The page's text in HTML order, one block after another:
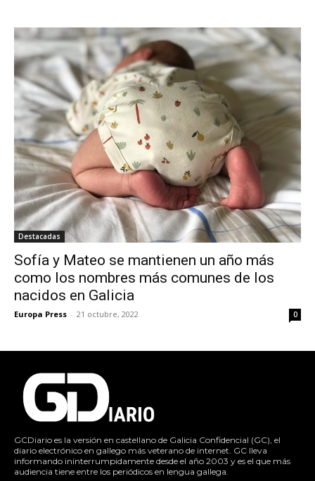
Destacadas
Sofía y Mateo se mantienen un año más
como los nombres más comunes de los
nacidos en Galicia
Europa Press - 21 octubre, 2022 0
GCDiario es la versión en castellano de Galicia Confidencial (GC), el
diario electrónico en gallego más veterano de internet. GC lleva
informando ininterrumpidamente desde el año 2003 y es el que más
audiencia tiene entre los periódicos en lengua gallega.